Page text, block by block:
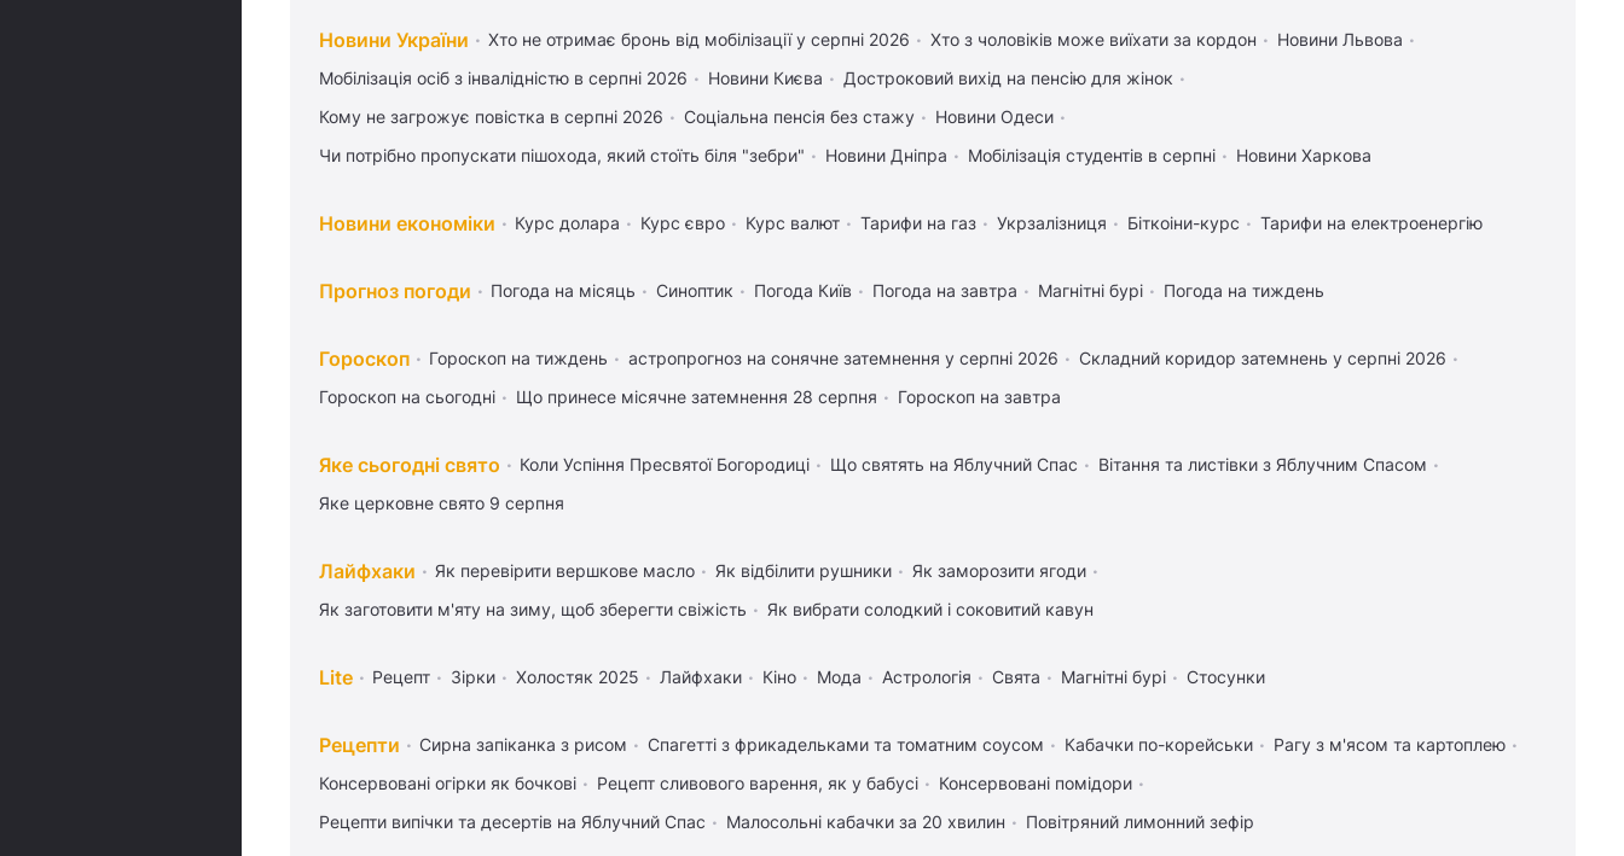
Новини України Хто не отримає бронь від мобілізації у серпні 2026 Хто з чоловіків може виїхати за кордон
Новини Львова
Мобілізація осіб з інвалідністю в серпні 2026
Новини Києва
Достроковий вихід на пенсію для жінок
Кому не загрожує повістка в серпні 2026
Соціальна пенсія без стажу
Новини Одеси
Чи потрібно пропускати пішохода, який стоїть біля "зебри"
Новини Дніпра Мобілізація студентів в серпні Новини Харкова
Новини економіки Курс долара Курс євро Курс валют Тарифи на газ Укрзалізниця Біткоіни-курс Тарифи на електроенергію
Прогноз погоди Погода на місяць Синоптик Погода Київ Погода на завтра Магнітні бурі Погода на тиждень
Гороскоп Гороскоп на тиждень астропрогноз на сонячне затемнення у серпні 2026
Складний коридор затемнень у серпні 2026
Гороскоп на сьогодні
Що принесе місячне затемнення 28 серпня Гороскоп на завтра
Яке сьогодні свято Коли Успіння Пресвятої Богородиці Що святять на Яблучний Спас
Вітання та листівки з Яблучним Спасом
Яке церковне свято 9 серпня
Лайфхаки Як перевірити вершкове масло Як відбілити рушники
Як заморозити ягоди
Як заготовити м'яту на зиму, щоб зберегти свіжість
Як вибрати солодкий і соковитий кавун
Lite Рецепт Зірки Холостяк 2025 Лайфхаки Кіно Мода Астрологія Свята Магнітні бурі Стосунки
Рецепти Сирна запіканка з рисом Спагетті з фрикадельками та томатним соусом Кабачки по-корейськи
Рагу з м'ясом та картоплею
Консервовані огірки як бочкові
Рецепт сливового варення, як у бабусі
Консервовані помідори
Рецепти випічки та десертів на Яблучний Спас
Малосольні кабачки за 20 хвилин Повітряний лимонний зефір